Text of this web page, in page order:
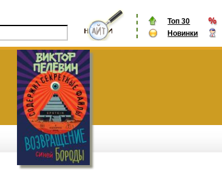
Топ 30
Новинки